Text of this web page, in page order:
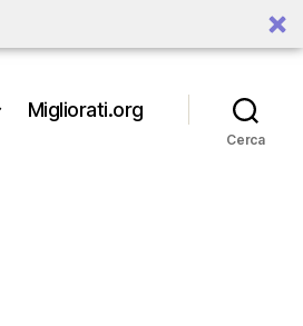
Migliorati.org
Cerca